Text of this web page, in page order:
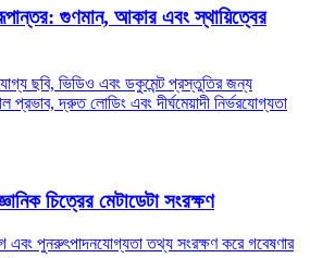
গুণমান, আকার এবং স্থায়িত্বের
ছবি, ভিডিও এবং ডকুমেন্ট প্রস্তুতির জন্য
প্রভাব, দ্রুত লোডিং এবং দীর্ঘমেয়াদী নির্ভরযোগ্যতা
চিত্রের মেটাডেটা সংরক্ষণ
এবং পুনরুৎপাদনযোগ্যতা তথ্য সংরক্ষণ করে গবেষণার